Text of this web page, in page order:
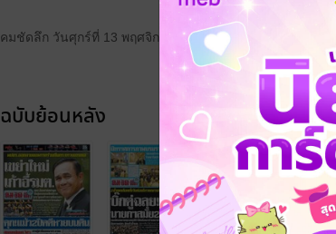
คมชัดลึก วันศุกร์ที่ 13 พฤศจิกายน พ.ศ.2558
ฉบับย้อนหลัง